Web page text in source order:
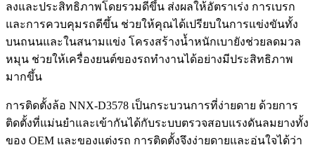
ลงและประสิทธิภาพโดยรวมดีขึ้น ส่งผลให้อัตราเร่ง การเบรก
และการควบคุมรถดีขึ้น ช่วยให้คุณได้เปรียบในการแข่งขันทั้ง
บนถนนและในสนามแข่ง โครงสร้างน้ำหนักเบายังช่วยลดมวล
หมุน ช่วยให้เครื่องยนต์ของรถทำงานได้อย่างมีประสิทธิภาพ
มากขึ้น
การติดตั้งล้อ NNX-D3578 เป็นกระบวนการที่ง่ายดาย ด้วยการ
ติดตั้งที่แม่นยำและเข้ากันได้กับระบบตรวจสอบแรงดันลมยางทั้ง
ของ OEM และของแต่งรถ การติดตั้งจึงง่ายดายและอุ่นใจได้ว่า